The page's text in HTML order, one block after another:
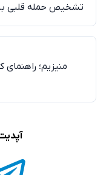
تشخیص حمله قلبی
منیزیم؛ راهنمای